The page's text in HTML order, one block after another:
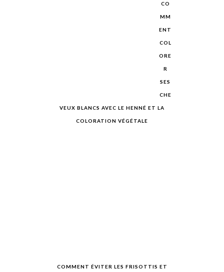
CO
MM
ENT
COL
ORE
R
SES
CHE
VEUX BLANCS AVEC LE HENNÉ ET LA
COLORATION VÉGÉTALE
COMMENT ÉVITER LES FRISOTTIS ET